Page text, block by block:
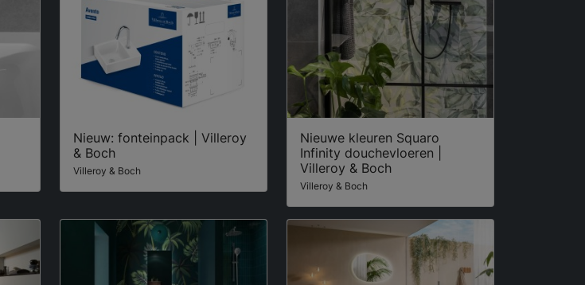
Nieuw: fonteinpack | Villeroy
& Boch
Villeroy & Boch
Nieuwe kleuren Squaro
Infinity douchevloeren |
Villeroy & Boch
Villeroy & Boch